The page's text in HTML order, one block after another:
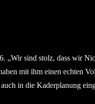
„Wir sind stolz, dass wir
mit ihm einen echten
in die Kaderplanung